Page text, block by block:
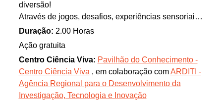
diversão!
Através de jogos, desafios, experiências sensoriais
e atividades interativas, os participantes vão
explorar o fantástico mundo do cérebro, dos
neurónios e das emoções.
O que vamos descobrir?
- O que é o cérebro e porque é chamado de "o chefe
do corpo"!
- Curiosidades incríveis sobre o cérebro.
Duração: 2.00 Horas
Ação gratuita
Centro Ciência Viva: Pavilhão do Conhecimento -
Centro Ciência Viva, em colaboração comARDITI -
Agência Regional para o Desenvolvimento da
Investigação, Tecnologia e Inovação